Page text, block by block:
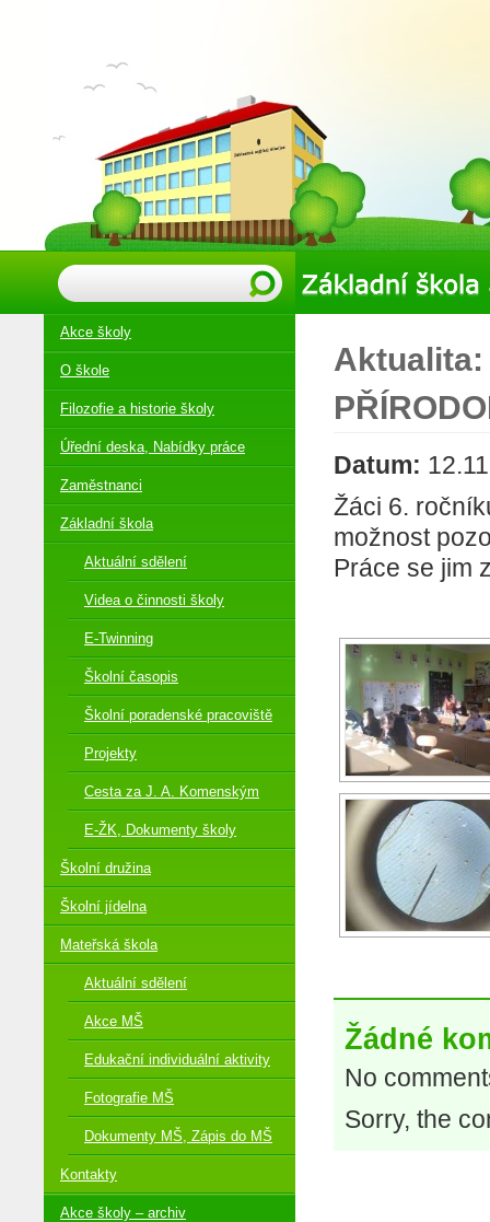
Aktualita:
Datum:
Žáci 6.
možnost
Práce se jim
Žádné
No
Sorry, the
Akce školy
O škole
Filozofie a historie školy
Úřední deska, Nabídky práce
Zaměstnanci
Základní škola
Aktuální sdělení
Videa o činnosti školy
E-Twinning
Školní časopis
Školní poradenské pracoviště
Projekty
Cesta za J. A. Komenským
E-ŽK, Dokumenty školy
Školní družina
Školní jídelna
Mateřská škola
Aktuální sdělení
Akce MŠ
Edukační individuální aktivity
Fotografie MŠ
Dokumenty MŠ, Zápis do MŠ
Kontakty
Akce školy – archiv